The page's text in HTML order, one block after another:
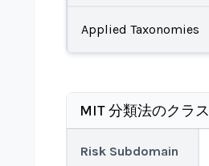
Applied Taxonomies
MIT 分類法のクラス
Risk Subdomain